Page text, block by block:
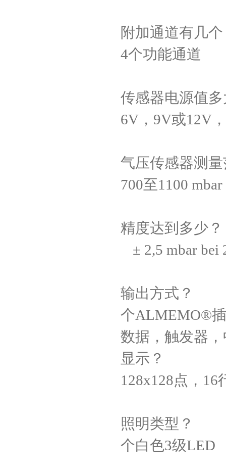
附加通道有几
4个功能通道
传感器电源值
6V ， 9V或12V
气压传感器测
700至1100 mbar
精度达到多少？
± 2,5 mbar bei
输出方式？
个ALMEMO®
数据，触发器
显示？
128x128点， 16
照明类型？
个白色3级LED